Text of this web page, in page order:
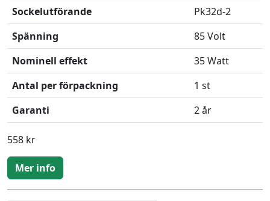
Sockelutförande
Pk32d-2
Spänning
85 Volt
Nominell effekt
35 Watt
Antal per förpackning
1 st
Garanti
2 år
558 kr
Mer info